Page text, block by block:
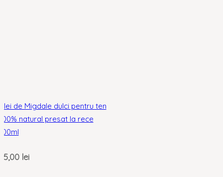
de Migdale dulci pentru ten
natural presat la rece
lei